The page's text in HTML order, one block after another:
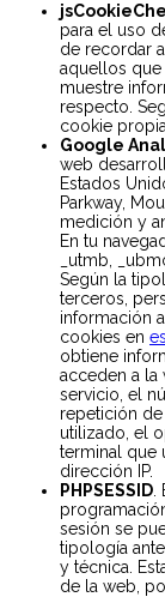
para el uso
de recordar
aquellos
muestre
respecto.
cookie
Google
web
Estados
Parkway,
medición y
En tu
_utmb,
Según la
terceros,
información
cookies en
obtiene
acceden a la
servicio, el
repetición
utilizado, el
terminal que
dirección IP.
PHPSESSID
sesión se
tipología
y técnica.
de la web,